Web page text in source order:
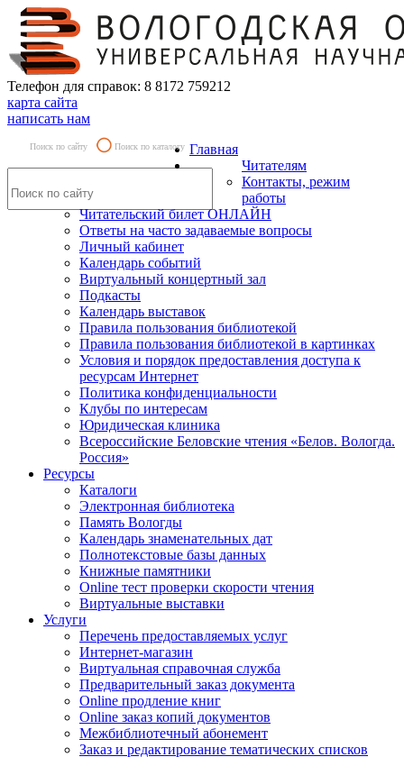
Телефон для справок: 8 8172 759212
карта сайта
написать нам
Поиск по сайту Поиск по каталогу Главная
Читателям
Контакты, режим
работы
Читательский билет ОНЛАЙН
Ответы на часто задаваемые вопросы
Личный кабинет
Календарь событий
Виртуальный концертный зал
Подкасты
Календарь выставок
Правила пользования библиотекой
Правила пользования библиотекой в картинках
Условия и порядок предоставления доступа к
ресурсам Интернет
Политика конфиденциальности
Клубы по интересам
Юридическая клиника
Всероссийские Беловские чтения «Белов. Вологда.
Россия»
Ресурсы
Каталоги
Электронная библиотека
Память Вологды
Календарь знаменательных дат
Полнотекстовые базы данных
Книжные памятники
Online тест проверки скорости чтения
Виртуальные выставки
Услуги
Перечень предоставляемых услуг
Интернет-магазин
Виртуальная справочная служба
Предварительный заказ документа
Online продление книг
Online заказ копий документов
Межбиблиотечный абонемент
Заказ и редактирование тематических списков